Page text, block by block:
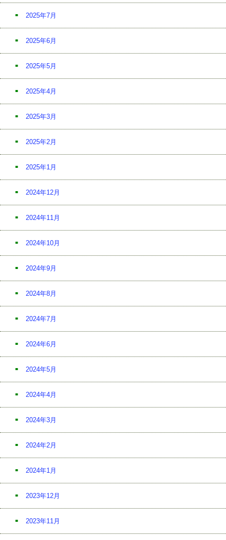
2025年7月
2025年6月
2025年5月
2025年4月
2025年3月
2025年2月
2025年1月
2024年12月
2024年11月
2024年10月
2024年9月
2024年8月
2024年7月
2024年6月
2024年5月
2024年4月
2024年3月
2024年2月
2024年1月
2023年12月
2023年11月